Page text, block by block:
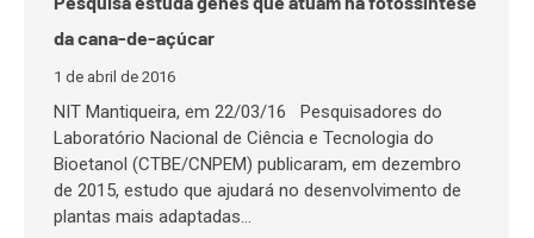
da cana-de-açúcar
1 de abril de 2016
NIT Mantiqueira, em 22/03/16 Pesquisadores do
Laboratório Nacional de Ciência e Tecnologia do
Bioetanol (CTBE/CNPEM) publicaram, em dezembro
de 2015, estudo que ajudará no desenvolvimento de
plantas mais adaptadas…